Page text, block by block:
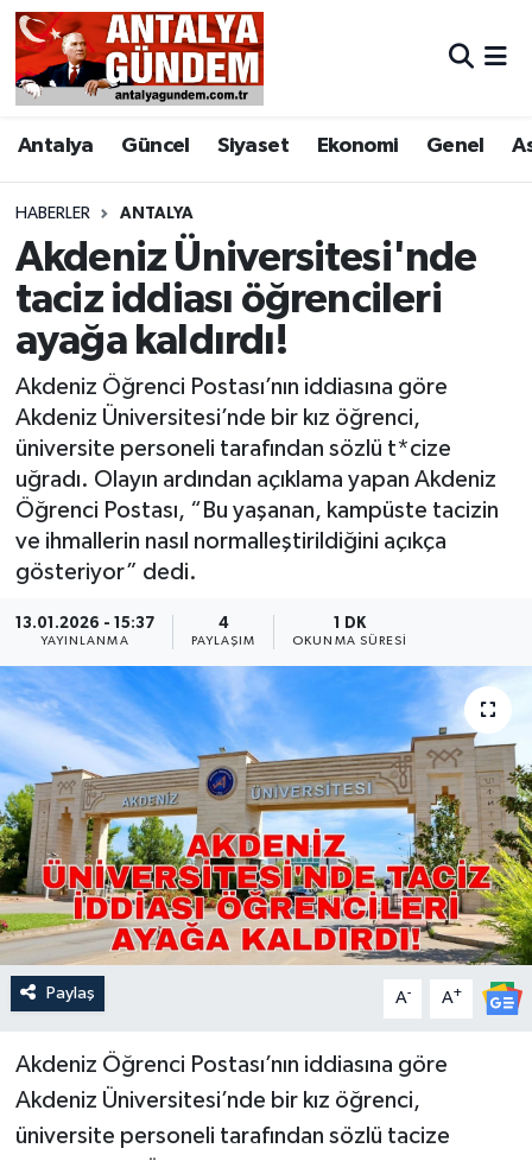
Antalya Güncel Siyaset Ekonomi Genel
HABERLER ANTALYA
Akdeniz Üniversitesi'nde
taciz iddiası öğrencileri
ayağa kaldırdı!
Akdeniz Öğrenci Postası’nın iddiasına göre
Akdeniz Üniversitesi’nde bir kız öğrenci,
üniversite personeli tarafından sözlü t*cize
uğradı. Olayın ardından açıklama yapan Akdeniz
Öğrenci Postası, “Bu yaşanan, kampüste tacizin
ve ihmallerin nasıl normalleştirildiğini açıkça
gösteriyor” dedi.
13.01.2026 - 15:37
YAYINLANMA
4
PAYLAŞIM
1 DK
OKUNMA SÜRESI
Paylaş A- A+
Akdeniz Öğrenci Postası’nın iddiasına göre
Akdeniz Üniversitesi’nde bir kız öğrenci,
üniversite personeli tarafından sözlü tacize
Antalya
Asayiş
Bilim & Teknoloji
Bölge
EĞİTİM
Ekonomi
Genel
Görüntülü Haber
Güncel
Kültür & Sanat
Magazin
Resmi İlan
Sağlık & Yaşam
Siyaset
Spor
Antalya Nöbetçi Eczaneler
Antalya Hava Durumu
Antalya Namaz Vakitleri
Antalya Trafik Yoğunluk Haritası
Süper Lig Puan Durumu ve Fikstür
Tüm Manşetler
Son Dakika Haberleri
Haber Arşivi